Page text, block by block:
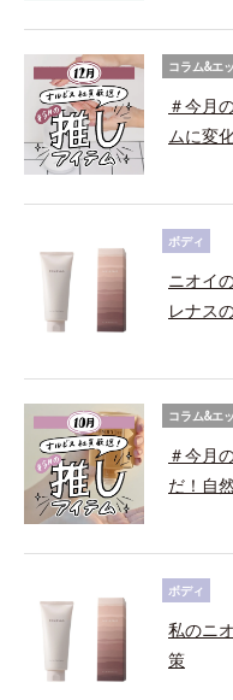
コラム&エ
＃今月
ムに変
ボディ
ニオイ
レナス
コラム&エ
＃今月
だ！自
ボディ
私のニ
策